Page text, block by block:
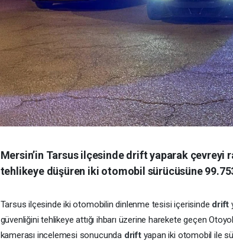
Mersin’in Tarsus ilçesinde drift yaparak çevreyi
tehlikeye düşüren iki otomobil sürücüsüne
Tarsus ilçesinde iki otomobilin dinlenme tesisi içerisinde drift
güvenliğini tehlikeye attığı ihbarı üzerine harekete geçen
kamerası incelemesi sonucunda drift yapan iki otomobil ile